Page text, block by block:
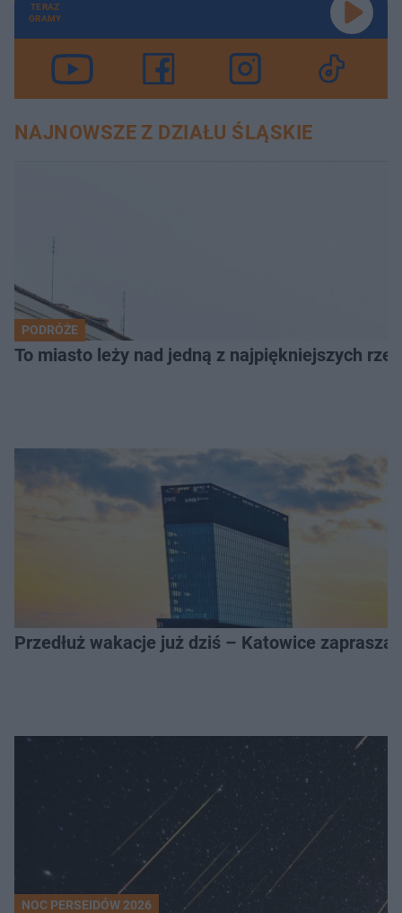
TERAZ
GRAMY
NAJNOWSZE Z DZIAŁU ŚLĄSKIE
PODRÓŻE
To miasto leży nad jedną z najpiękniejszych
Przedłuż wakacje już dziś – Katowice
NOC PERSEIDÓW 2026